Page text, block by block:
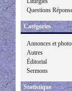
Questions
Catégories
Annonces et
Autres
Éditorial
Sermons
Statistique